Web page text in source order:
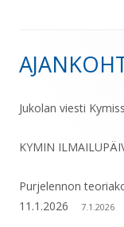
Sivupalkki
Jukolan viesti
KYMIN
Purjelennon
11.1.2026
7.1.2026